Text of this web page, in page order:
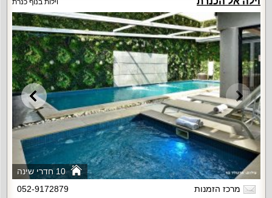
וילות בנוף כנרת
10 חדרי שינה
מרכז הזמנות
052-9172879